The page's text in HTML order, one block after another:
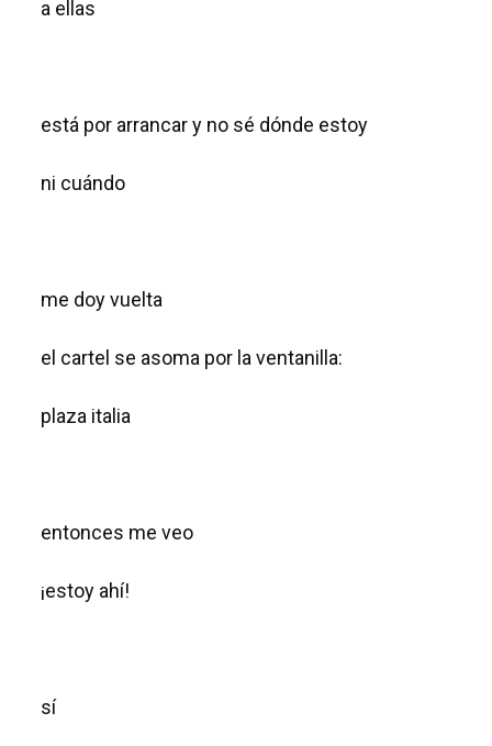
a ellas
está por arrancar y no sé dónde estoy
ni cuándo
me doy vuelta
el cartel se asoma por la ventanilla:
plaza italia
entonces me veo
¡estoy ahí!
sí